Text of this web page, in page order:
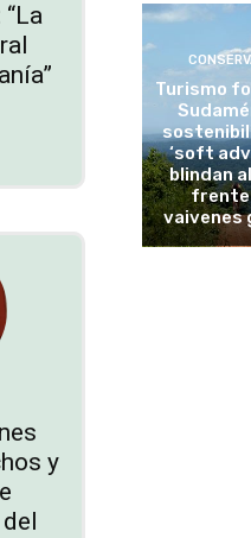
y
Turismo
‘soft
blindan
frente
vaivenes